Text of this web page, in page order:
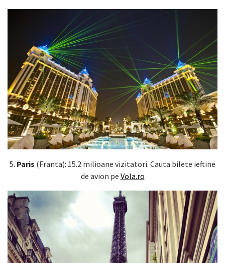
5. Paris (Franta): 15.2 milioane vizitatori. Cauta bilete ieftine
de avion pe Vola.ro